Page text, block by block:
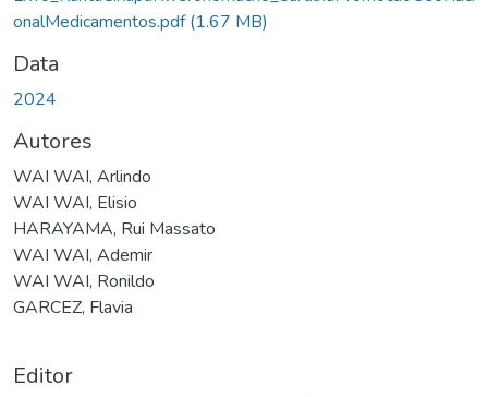
onalMedicamentos.pdf(1.67 MB)
Data
2024
Autores
WAI WAI, Arlindo
WAI WAI, Elisio
HARAYAMA, Rui Massato
WAI WAI, Ademir
WAI WAI, Ronildo
GARCEZ, Flavia
Editor